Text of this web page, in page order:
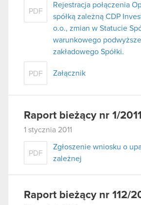
PDF
Rejestracja połączenia
spółką zależną CDP
o.o., zmian w Statucie
warunkowego
zakładowego Spółki.
PDF Załącznik
Raport bieżący nr 1/2011
1 stycznia 2011
PDF
Zgłoszenie wniosku o
zależnej
Raport bieżący nr 112/